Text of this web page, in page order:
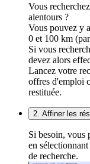
Vous
alentours ?
Vous pouvez y
0 et 100 km
Si vous
devez alors
Lancez votre
offres d'emploi
restituée.
2. Affiner les
Si besoin, vous
en
de recherche.